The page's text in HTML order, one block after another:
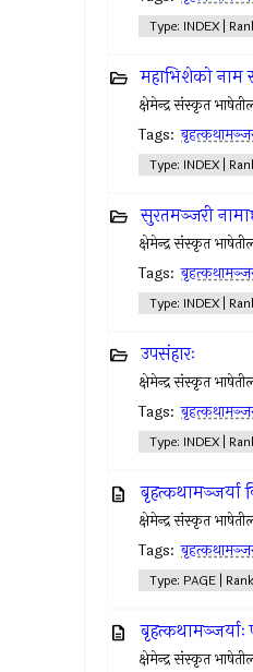
Type: INDEX |
महाभिशेको नाम
क्षेमेन्द्र संस्कृत
Tags:
Type: INDEX |
सुरतमञ्जरी
क्षेमेन्द्र संस्कृत
Tags:
Type: INDEX |
उपसंहारः
क्षेमेन्द्र संस्कृत
Tags:
Type: INDEX |
बृहत्कथामञ्जर्या
क्षेमेन्द्र संस्कृत
Tags:
Type: PAGE |
बृहत्कथामञ्जर्याः
क्षेमेन्द्र संस्कृत